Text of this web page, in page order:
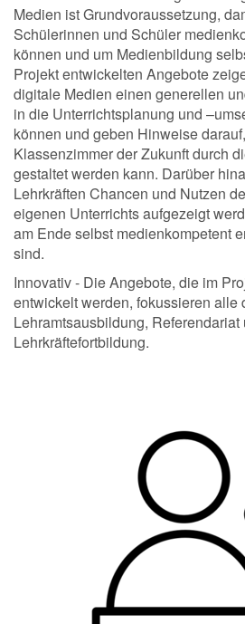
Medien ist Grundvoraussetzung,
Schülerinnen und Schüler
können und um Medienbildung
Projekt entwickelten Angebote
digitale Medien einen generellen
in die Unterrichtsplanung und
können und geben Hinweise
Klassenzimmer der Zukunft durch
gestaltet werden kann. Darüber
Lehrkräften Chancen und Nutzen
eigenen Unterrichts aufgezeigt
am Ende selbst medienkompetent
sind.
Innovativ - Die Angebote, die im
entwickelt werden, fokussieren alle
Lehramtsausbildung, Referendariat
Lehrkräftefortbildung.